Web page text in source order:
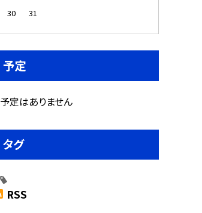
30
31
予定
予定はありません
タグ
RSS